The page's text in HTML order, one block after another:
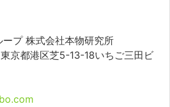
プ 株式会社本物研究所
京都港区芝5-13-18いちご三田ビ